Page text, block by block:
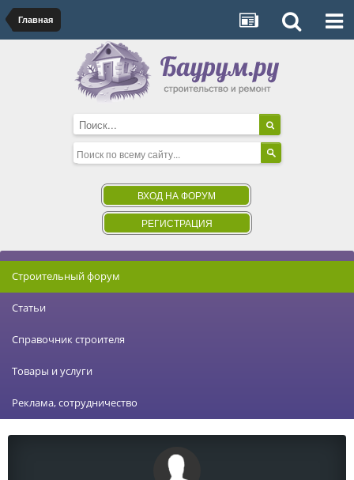
Главная
ВХОД НА ФОРУМ
РЕГИСТРАЦИЯ
Строительный форум
Статьи
Справочник строителя
Товары и услуги
Реклама, сотрудничество